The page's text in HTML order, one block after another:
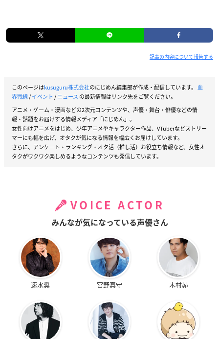
記事の内容について報告する
このページはkusuguru株式会社のにじめん編集部が作成・配信しています。 血
界戦線/イベント /ニュース の最新情報はリンク先をご覧ください。
アニメ・ゲーム・漫画などの2次元コンテンツや、声優・舞台・俳優などの情
報・話題をお届けする情報メディア「にじめん」。
女性向けアニメをはじめ、少年アニメやキャラクター作品、VTuberなどストリー
マーにも幅を広げ、オタクが気になる情報を幅広くお届けしています。
さらに、アンケート・ランキング・オタ活（推し活）お役立ち情報など、女性オ
タクがワクワク楽しめるようなコンテンツも発信しています。
VOICE ACTOR
みんなが気になっている声優さん
速水奨 宮野真守 木村昴